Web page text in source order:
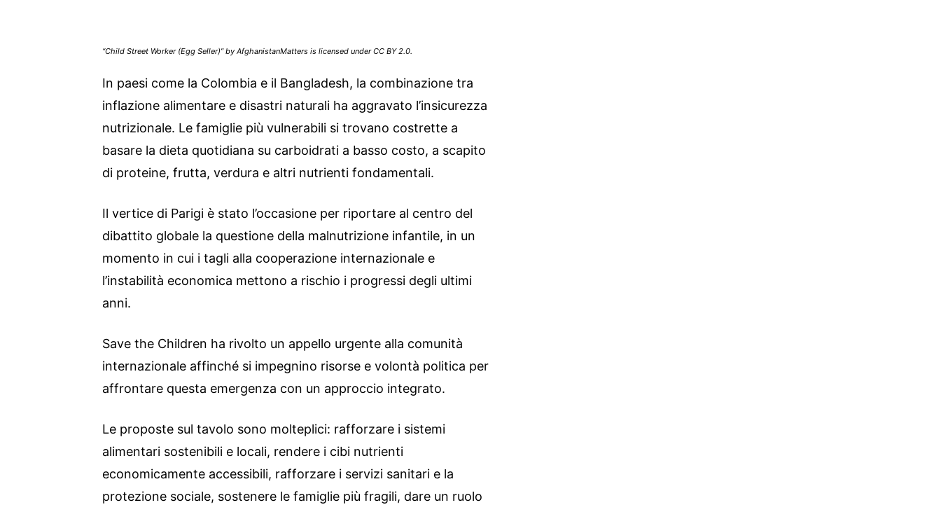
“Child Street Worker (Egg Seller)” by AfghanistanMatters is licensed under CC BY 2.0.
In paesi come la Colombia e il Bangladesh, la combinazione tra
inflazione alimentare e disastri naturali ha aggravato l’insicurezza
nutrizionale. Le famiglie più vulnerabili si trovano costrette a
basare la dieta quotidiana su carboidrati a basso costo, a scapito
di proteine, frutta, verdura e altri nutrienti fondamentali.
Il vertice di Parigi è stato l’occasione per riportare al centro del
dibattito globale la questione della malnutrizione infantile, in un
momento in cui i tagli alla cooperazione internazionale e
l’instabilità economica mettono a rischio i progressi degli ultimi
anni.
Save the Children ha rivolto un appello urgente alla comunità
internazionale affinché si impegnino risorse e volontà politica per
affrontare questa emergenza con un approccio integrato.
Le proposte sul tavolo sono molteplici: rafforzare i sistemi
alimentari sostenibili e locali, rendere i cibi nutrienti
economicamente accessibili, rafforzare i servizi sanitari e la
protezione sociale, sostenere le famiglie più fragili, dare un ruolo